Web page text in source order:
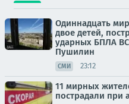
Одиннадцать
двое детей,
ударных БПЛА
Пушилин
СМИ 23:12
11 мирных
пострадали при